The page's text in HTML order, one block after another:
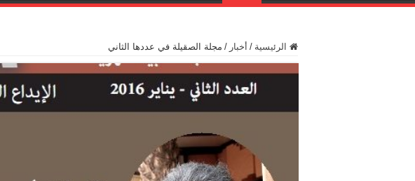
الرئيسية / أخبار / مجلة الصقيلة في عددها الثاني